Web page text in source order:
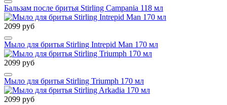
Бальзам после бритья Stirling Campania 118 мл
2099 руб
Мыло для бритья Stirling Intrepid Man 170 мл
2099 руб
Мыло для бритья Stirling Triumph 170 мл
2099 руб